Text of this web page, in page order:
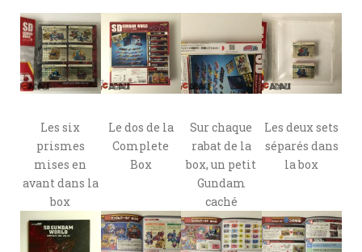
Les six
prismes
mises en
avant dans la
box
Le dos de la
Complete
Box
Sur chaque
rabat de la
box, un petit
Gundam
caché
Les deux sets
séparés dans
la box